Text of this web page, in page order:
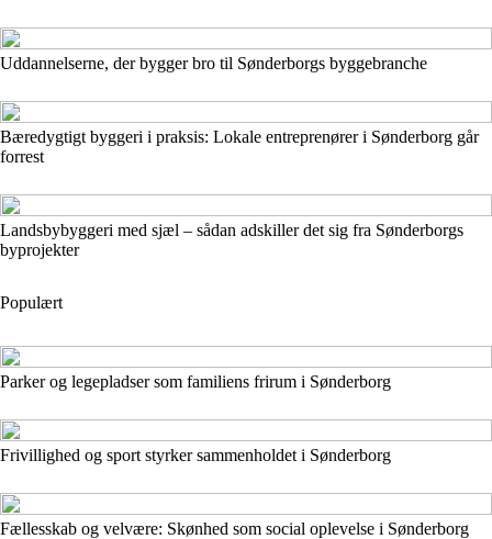
Uddannelserne, der bygger bro til Sønderborgs byggebranche
Bæredygtigt byggeri i praksis: Lokale entreprenører i Sønderborg går
forrest
Landsbybyggeri med sjæl – sådan adskiller det sig fra Sønderborgs
byprojekter
Populært
Parker og legepladser som familiens frirum i Sønderborg
Frivillighed og sport styrker sammenholdet i Sønderborg
Fællesskab og velvære: Skønhed som social oplevelse i Sønderborg